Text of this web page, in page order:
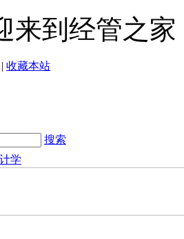
来到经管之家
| 收藏本站
搜索
学